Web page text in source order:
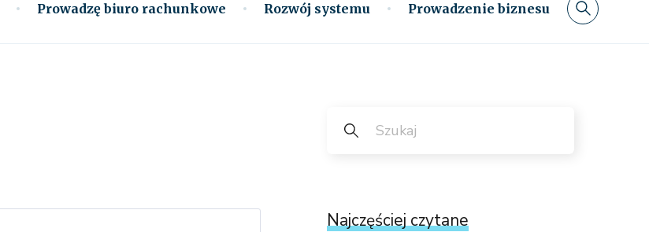
Prowadzę biuro rachunkowe Rozwój systemu Prowadzenie biznesu
Najczęściej czytane